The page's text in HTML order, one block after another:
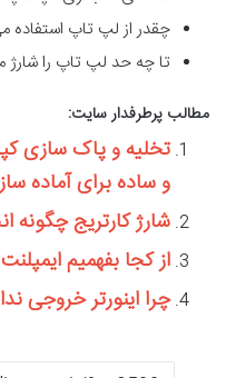
چقدر از لپ تاپ استفاده
تا چه حد لپ تاپ را شارژ
مطالب پرطرفدار سایت:
تخلیه و پاک سازی
و ساده برای آماده
شارژ کارتریج چگونه
از کجا بفهمیم
چرا اینورتر خروجی